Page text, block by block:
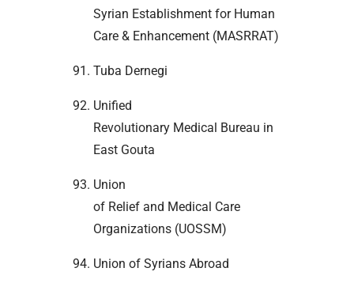
Syrian Establishment for Human
Care & Enhancement (MASRRAT)
Tuba Dernegi
Unified
Revolutionary Medical Bureau in
East Gouta
Union
of Relief and Medical Care
Organizations (UOSSM)
Union of Syrians Abroad